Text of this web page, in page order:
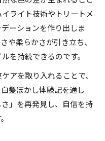
ライト技術やトリートメ
ーションを作り出しま
や柔らかさが引き立ち、
を持続できるのです。
アを取り入れることで、
髪ぼかし体験記を通し
」を再発見し、自信を持